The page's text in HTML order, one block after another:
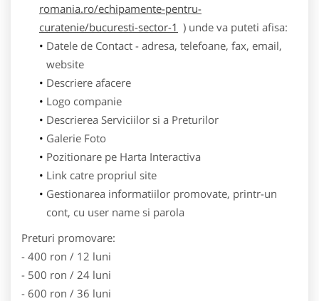
romania.ro/echipamente-pentru-
curatenie/bucuresti-sector-1 ) unde va puteti afisa:
Datele de Contact - adresa, telefoane, fax, email,
website
Descriere afacere
Logo companie
Descrierea Serviciilor si a Preturilor
Galerie Foto
Pozitionare pe Harta Interactiva
Link catre propriul site
Gestionarea informatiilor promovate, printr-un
cont, cu user name si parola
Preturi promovare:
- 400 ron / 12 luni
- 500 ron / 24 luni
- 600 ron / 36 luni